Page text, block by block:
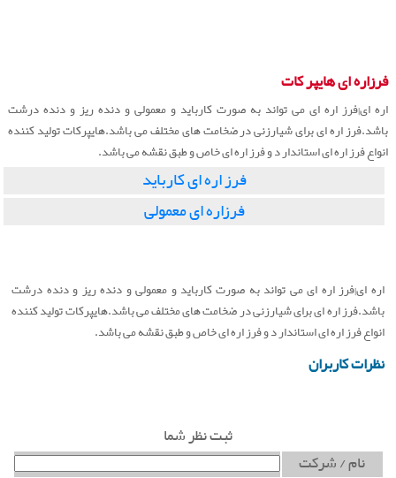
فرزاره ای هایپر کات
اره ای|فرز اره ای می تواند به صورت کارباید و معمولی و دنده ریز و دنده درشت
باشد.فرز اره ای برای شیارزنی در ضخامت های مختلف می باشد.هایپرکات تولید کننده
انواع فرز اره ای استاندار د و فرز اره ای خاص و طبق نقشه می باشد.
فرز اره ای کارباید
فرزاره ای معمولی
اره ای|فرز اره ای می تواند به صورت کارباید و معمولی و دنده ریز و دنده درشت
باشد.فرز اره ای برای شیارزنی در ضخامت های مختلف می باشد.هایپرکات تولید کننده
انواع فرز اره ای استاندار د و فرز اره ای خاص و طبق نقشه می باشد.
نظرات کاربران
ثبت نظر شما
نام / شرکت